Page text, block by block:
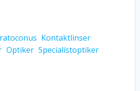
Kontaktlinser
Optiker Specialistoptiker